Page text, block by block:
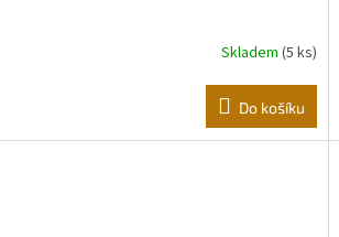
Skladem (5 ks)
Do košíku